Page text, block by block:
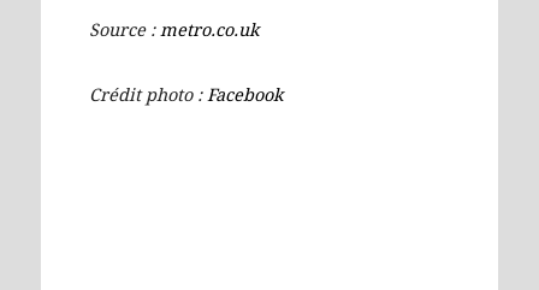
Source : metro.co.uk
Crédit photo : Facebook